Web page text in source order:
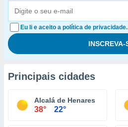
Eu li e aceito a política de privacidade.
Principais cidades
Alcalá de Henares
38° 22°